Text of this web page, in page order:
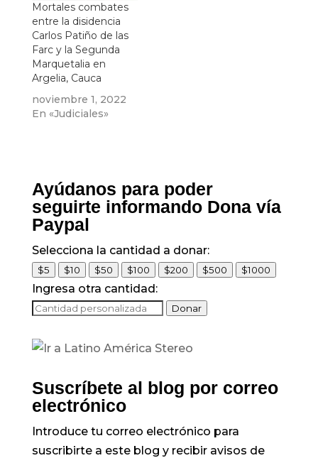
Mortales combates
entre la disidencia
Carlos Patiño de las
Farc y la Segunda
Marquetalia en
Argelia, Cauca
noviembre 1, 2022
En «Judiciales»
Ayúdanos para poder
seguirte informando Dona vía
Paypal
Selecciona la cantidad a donar:
$5 $10 $50 $100 $200 $500 $1000
Ingresa otra cantidad:
Donar
Suscríbete al blog por correo
electrónico
Introduce tu correo electrónico para
suscribirte a este blog y recibir avisos de